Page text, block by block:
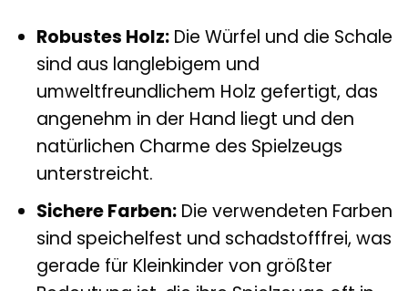
Robustes Holz:Die Würfel und die Schale
sind aus langlebigem und
umweltfreundlichem Holz gefertigt, das
angenehm in der Hand liegt und den
natürlichen Charme des Spielzeugs
unterstreicht.
Sichere Farben:Die verwendeten Farben
sind speichelfest und schadstofffrei, was
gerade für Kleinkinder von größter